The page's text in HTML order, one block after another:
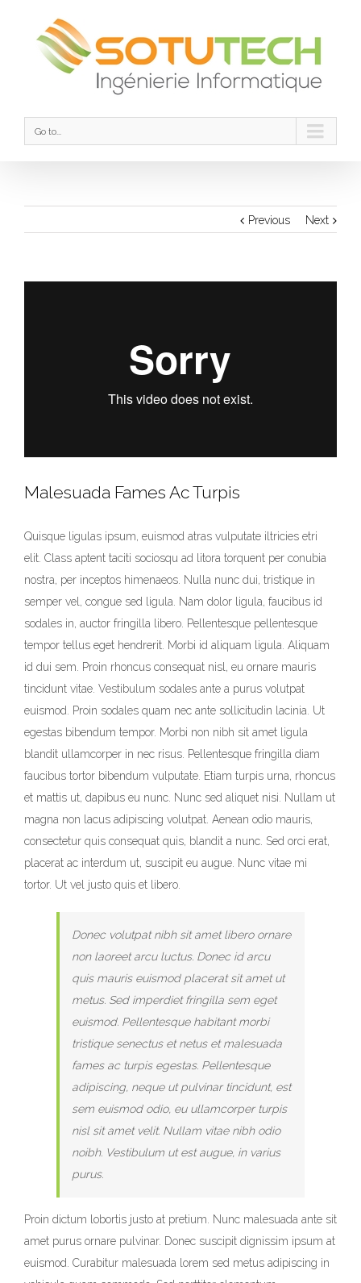
Go to...
Previous Next
Malesuada Fames Ac Turpis
Quisque ligulas ipsum, euismod atras vulputate iltricies etri
elit. Class aptent taciti sociosqu ad litora torquent per conubia
nostra, per inceptos himenaeos. Nulla nunc dui, tristique in
semper vel, congue sed ligula. Nam dolor ligula, faucibus id
sodales in, auctor fringilla libero. Pellentesque pellentesque
tempor tellus eget hendrerit. Morbi id aliquam ligula. Aliquam
id dui sem. Proin rhoncus consequat nisl, eu ornare mauris
tincidunt vitae. Vestibulum sodales ante a purus volutpat
euismod. Proin sodales quam nec ante sollicitudin lacinia. Ut
egestas bibendum tempor. Morbi non nibh sit amet ligula
blandit ullamcorper in nec risus. Pellentesque fringilla diam
faucibus tortor bibendum vulputate. Etiam turpis urna, rhoncus
et mattis ut, dapibus eu nunc. Nunc sed aliquet nisi. Nullam ut
magna non lacus adipiscing volutpat. Aenean odio mauris,
consectetur quis consequat quis, blandit a nunc. Sed orci erat,
placerat ac interdum ut, suscipit eu augue. Nunc vitae mi
tortor. Ut vel justo quis et libero.
Donec volutpat nibh sit amet libero ornare
non laoreet arcu luctus. Donec id arcu
quis mauris euismod placerat sit amet ut
metus. Sed imperdiet fringilla sem eget
euismod. Pellentesque habitant morbi
tristique senectus et netus et malesuada
fames ac turpis egestas. Pellentesque
adipiscing, neque ut pulvinar tincidunt, est
sem euismod odio, eu ullamcorper turpis
nisl sit amet velit. Nullam vitae nibh odio
noibh. Vestibulum ut est augue, in varius
purus.
Proin dictum lobortis justo at pretium. Nunc malesuada ante sit
amet purus ornare pulvinar. Donec suscipit dignissim ipsum at
euismod. Curabitur malesuada lorem sed metus adipiscing in